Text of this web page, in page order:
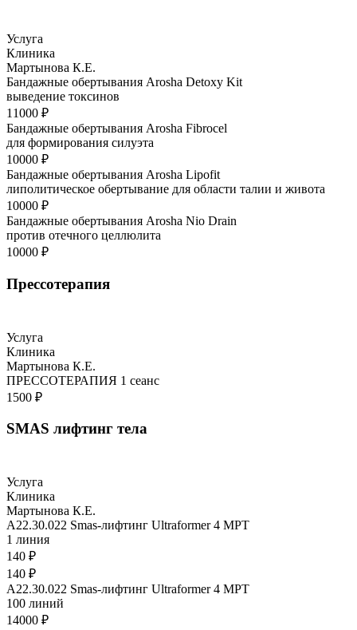
Услуга
Клиника
Мартынова К.Е.
Бандажные обертывания Arosha Detoxy Kit
выведение токсинов
11000 ₽
Бандажные обертывания Arosha Fibrocel
для формирования силуэта
10000 ₽
Бандажные обертывания Arosha Lipofit
липолитическое обертывание для области талии и живота
10000 ₽
Бандажные обертывания Arosha Nio Drain
против отечного целлюлита
10000 ₽
Прессотерапия
Услуга
Клиника
Мартынова К.Е.
ПРЕССОТЕРАПИЯ 1 сеанс
1500 ₽
SMAS лифтинг тела
Услуга
Клиника
Мартынова К.Е.
A22.30.022 Smas-лифтинг Ultraformer 4 MРТ
1 линия
140 ₽
140 ₽
A22.30.022 Smas-лифтинг Ultraformer 4 MРТ
100 линий
14000 ₽